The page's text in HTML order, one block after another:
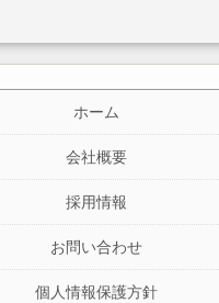
ホーム
会社概要
採用情報
お問い合わせ
個人情報保護方針